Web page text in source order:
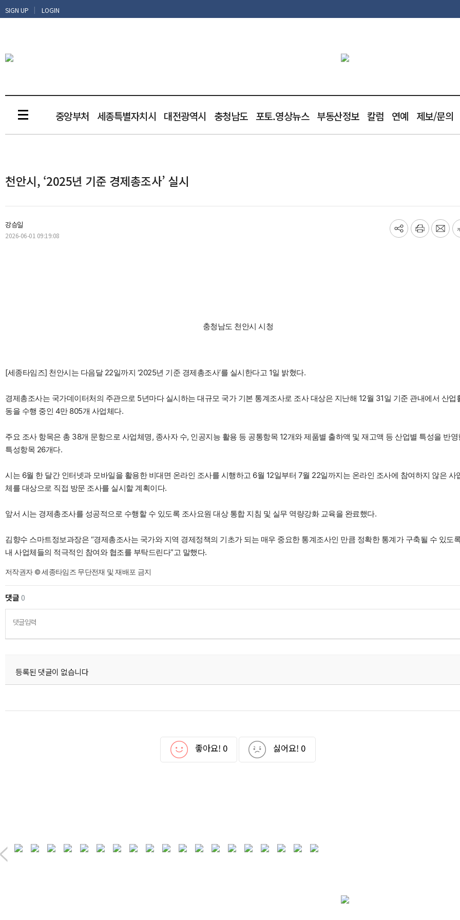
SIGN UP | LOGIN
중앙부처 세종특별자치시 대전광역시 충청남도 포토.영상뉴스 부동산정보 칼럼 연예 제보/문의
천안시, ‘2025년 기준 경제총조사’ 실시
강승일
2026-06-01 09:19:08
기
프
메
충청남도 천안시 시청
[세종타임즈] 천안시는 다음달 22일까지 ‘2025년 기준 경제총조사’를 실시한다고 1일 밝혔다.
경제총조사는 국가데이터처의 주관으로 5년마다 실시하는 대규모 국가 기본 통계조사로 조사 대상은 지난해 12월 31일 기준 관내에서 산업
동을 수행 중인 4만 805개 사업체다.
주요 조사 항목은 총 38개 문항으로 사업체명, 종사자 수, 인공지능 활용 등 공통항목 12개와 제품별 출하액 및 재고액 등 산업별 특성을 반영
특성항목 26개다.
시는 6월 한 달간 인터넷과 모바일을 활용한 비대면 온라인 조사를 시행하고 6월 12일부터 7월 22일까지는 온라인 조사에 참여하지 않은 사
체를 대상으로 직접 방문 조사를 실시할 계획이다.
앞서 시는 경제총조사를 성공적으로 수행할 수 있도록 조사요원 대상 통합 지침 및 실무 역량강화 교육을 완료했다.
김향수 스마트정보과장은 “경제총조사는 국가와 지역 경제정책의 기초가 되는 매우 중요한 통계조사인 만큼 정확한 통계가 구축될 수 있도
내 사업체들의 적극적인 참여와 협조를 부탁드린다”고 말했다.
저작권자 © 세종타임즈 무단전재 및 재배포 금지
댓글0
댓글입력
등록된 댓글이 없습니다
좋아요! 0 싫어요! 0